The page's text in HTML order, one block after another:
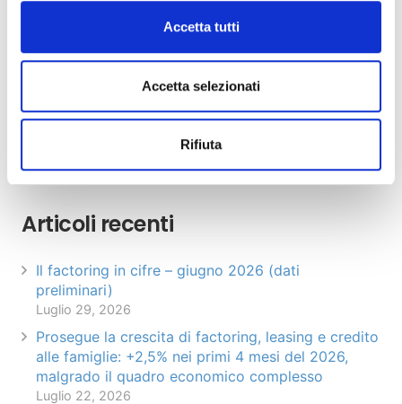
Accetta tutti
Accetta selezionati
Rifiuta
rinviarlo alla Segreteria Assifact
(education@assifact.it).
Articoli recenti
Il factoring in cifre – giugno 2026 (dati
preliminari)
Luglio 29, 2026
Prosegue la crescita di factoring, leasing e credito
alle famiglie: +2,5% nei primi 4 mesi del 2026,
malgrado il quadro economico complesso
Luglio 22, 2026